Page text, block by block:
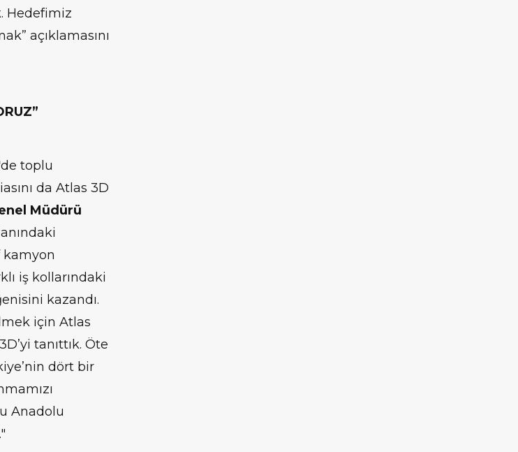
Hedefimiz
açıklamasını
toplu
da Atlas 3D
Müdürü
kamyon
iş kollarındaki
kazandı.
için Atlas
tanıttık. Öte
dört bir
Anadolu